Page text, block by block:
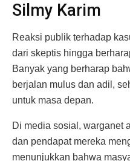
Silmy Karim
Reaksi publik terhadap
dari skeptis hingga
Banyak yang berharap
berjalan mulus dan adil,
untuk masa depan.
Di media sosial, warganet
dan pendapat mereka
menunjukkan bahwa